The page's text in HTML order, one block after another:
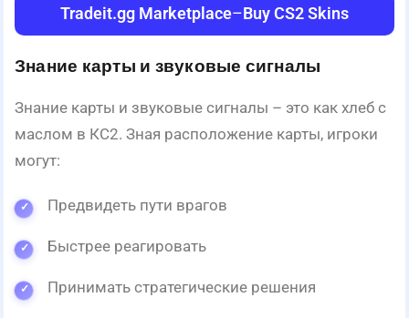
Tradeit.gg Marketplace–Buy CS2 Skins
Знание карты и звуковые сигналы
Знание карты и звуковые сигналы – это как хлеб с
маслом в КС2. Зная расположение карты, игроки
могут:
Предвидеть пути врагов
Быстрее реагировать
Принимать стратегические решения